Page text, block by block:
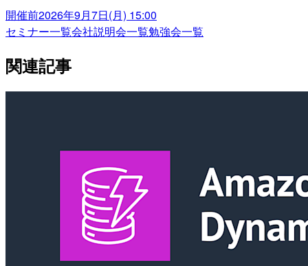
開催前2026年9月7日(月) 15:00
セミナー一覧会社説明会一覧勉強会一覧
関連記事